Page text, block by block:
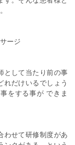
ージ
として当たり前の事
れだけいるでしょう
をする事が できま
わせて研修制度があ